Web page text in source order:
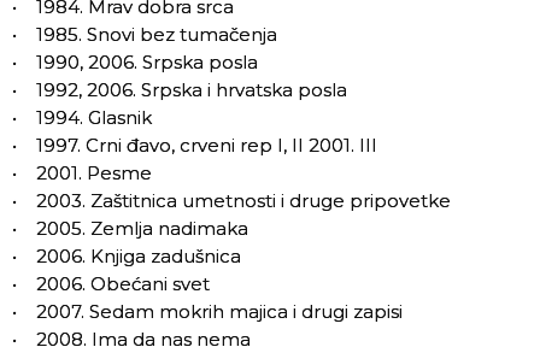
• 1984. Mrav dobra srca
• 1985. Snovi bez tumačenja
• 1990, 2006. Srpska posla
• 1992, 2006. Srpska i hrvatska posla
• 1994. Glasnik
• 1997. Crni đavo, crveni rep I, II 2001. III
• 2001. Pesme
• 2003. Zaštitnica umetnosti i druge pripovetke
• 2005. Zemlja nadimaka
• 2006. Knjiga zadušnica
• 2006. Obećani svet
• 2007. Sedam mokrih majica i drugi zapisi
• 2008. Ima da nas nema